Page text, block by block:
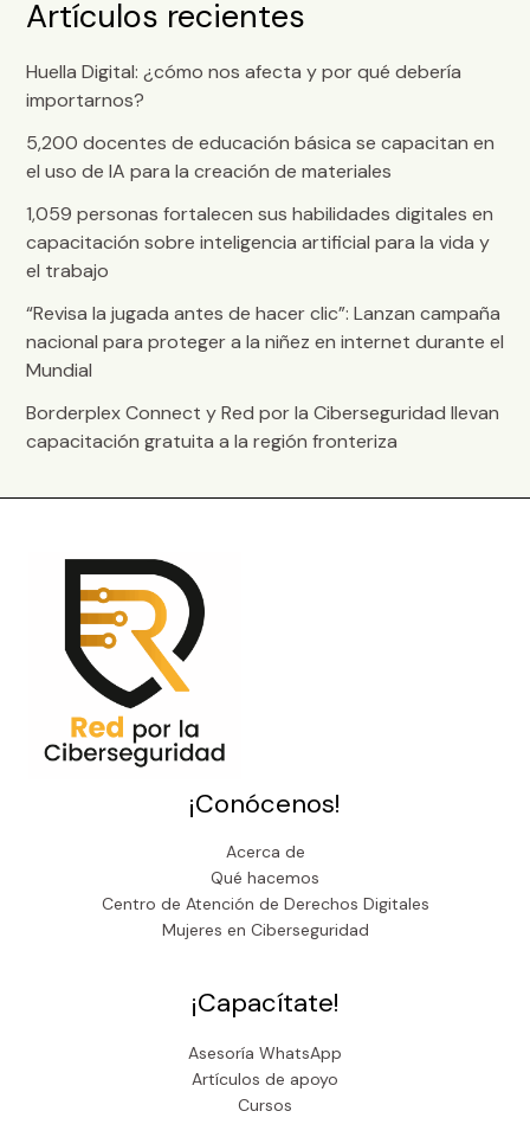
Artículos recientes
Huella Digital: ¿cómo nos afecta y por qué debería
importarnos?
5,200 docentes de educación básica se capacitan en
el uso de IA para la creación de materiales
1,059 personas fortalecen sus habilidades digitales en
capacitación sobre inteligencia artificial para la vida y
el trabajo
“Revisa la jugada antes de hacer clic”: Lanzan campaña
nacional para proteger a la niñez en internet durante el
Mundial
Borderplex Connect y Red por la Ciberseguridad llevan
capacitación gratuita a la región fronteriza
¡Conócenos!
Acerca de
Qué hacemos
Centro de Atención de Derechos Digitales
Mujeres en Ciberseguridad
¡Capacítate!
Asesoría WhatsApp
Artículos de apoyo
Cursos